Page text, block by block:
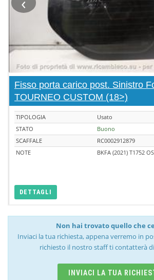
Fisso porta carico post. Sinistro
TOURNEO CUSTOM (18>)
TIPOLOGIA
Usato
STATO
Buono
SCAFFALE
RC0002912879
NOTE
BKFA (2021) T1752
DETTAGLI
Non hai trovato quello che
Inviaci la tua richiesta, appena verremo in
richiesto il nostro staff ti contatterà
INVIACI LA TUA